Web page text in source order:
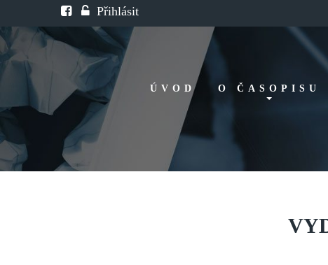
Přihlásit
ÚVOD O ČASOPISU